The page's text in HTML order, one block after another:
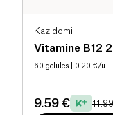
Kazidomi
Vitamine B12
60 gelules | 0.20 €/u
9.59 €